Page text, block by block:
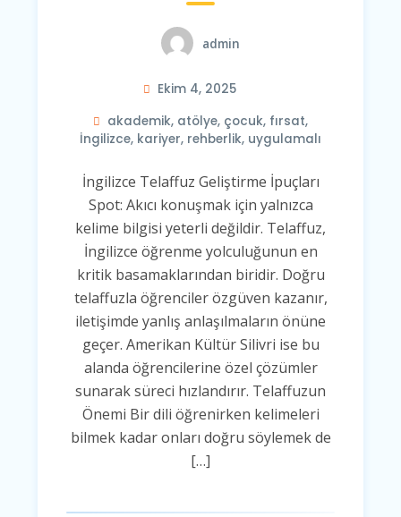
admin
Ekim 4, 2025
akademik, atölye, çocuk, fırsat,
İngilizce, kariyer, rehberlik, uygulamalı
İngilizce Telaffuz Geliştirme İpuçları
Spot: Akıcı konuşmak için yalnızca
kelime bilgisi yeterli değildir. Telaffuz,
İngilizce öğrenme yolculuğunun en
kritik basamaklarından biridir. Doğru
telaffuzla öğrenciler özgüven kazanır,
iletişimde yanlış anlaşılmaların önüne
geçer. Amerikan Kültür Silivri ise bu
alanda öğrencilerine özel çözümler
sunarak süreci hızlandırır. Telaffuzun
Önemi Bir dili öğrenirken kelimeleri
bilmek kadar onları doğru söylemek de
[…]